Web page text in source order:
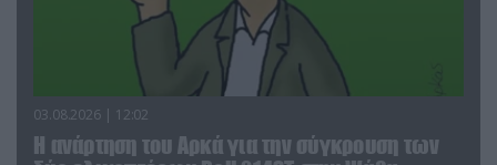
03.08.2026 | 12:02
Η ανάρτηση του Αρκά για την σύγκρουση των